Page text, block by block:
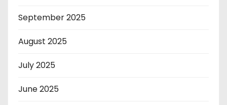
September 2025
August 2025
July 2025
June 2025